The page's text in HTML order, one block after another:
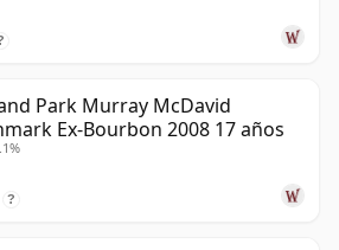
Park Murray McDavid
Ex-Bourbon 2008 17 años
?